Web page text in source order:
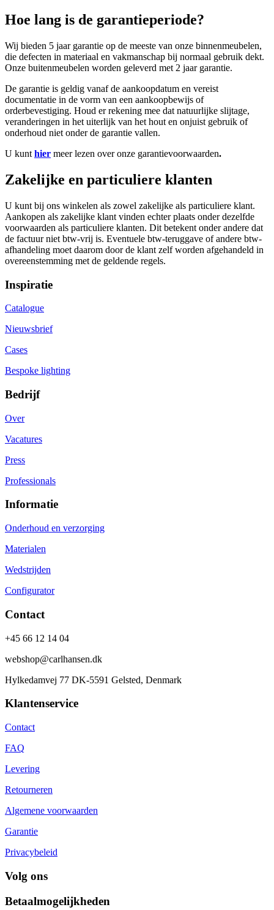
Hoe lang is de garantieperiode?
Wij bieden 5 jaar garantie op de meeste van onze binnenmeubelen,
die defecten in materiaal en vakmanschap bij normaal gebruik dekt.
Onze buitenmeubelen worden geleverd met 2 jaar garantie.
De garantie is geldig vanaf de aankoopdatum en vereist
documentatie in de vorm van een aankoopbewijs of
orderbevestiging. Houd er rekening mee dat natuurlijke slijtage,
veranderingen in het uiterlijk van het hout en onjuist gebruik of
onderhoud niet onder de garantie vallen.
U kunt hier meer lezen over onze garantievoorwaarden.
Zakelijke en particuliere klanten
U kunt bij ons winkelen als zowel zakelijke als particuliere klant.
Aankopen als zakelijke klant vinden echter plaats onder dezelfde
voorwaarden als particuliere klanten. Dit betekent onder andere dat
de factuur niet btw-vrij is. Eventuele btw-teruggave of andere btw-
afhandeling moet daarom door de klant zelf worden afgehandeld in
overeenstemming met de geldende regels.
Inspiratie
Catalogue
Nieuwsbrief
Cases
Bespoke lighting
Bedrijf
Over
Vacatures
Press
Professionals
Informatie
Onderhoud en verzorging
Materialen
Wedstrijden
Configurator
Contact
+45 66 12 14 04
webshop@carlhansen.dk
Hylkedamvej 77 DK-5591 Gelsted, Denmark
Klantenservice
Contact
FAQ
Levering
Retourneren
Algemene voorwaarden
Garantie
Privacybeleid
Volg ons
Betaalmogelijkheden